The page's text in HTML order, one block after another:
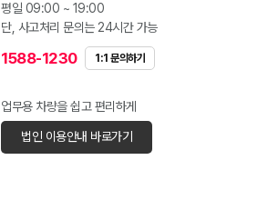
평일 09:00 ~ 19:00
단, 사고처리 문의는 24시간 가능
1588-1230 1:1 문의하기
업무용 차량을 쉽고 편리하게
법인 이용안내 바로가기